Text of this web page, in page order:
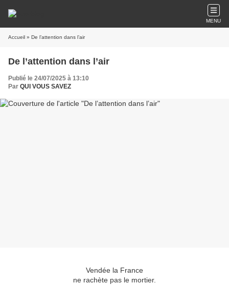
MENU
Accueil » De l’attention dans l’air
De l’attention dans l’air
Publié le 24/07/2025 à 13:10
Par QUI VOUS SAVEZ
Vendée la France
ne rachète pas le mortier.